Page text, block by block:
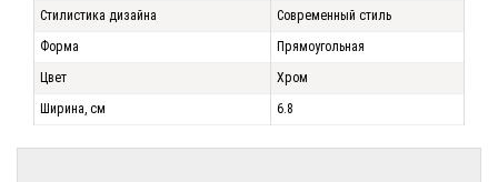
Стилистика дизайна
Современный стиль
Форма
Прямоугольная
Цвет
Хром
Ширина, см
6.8